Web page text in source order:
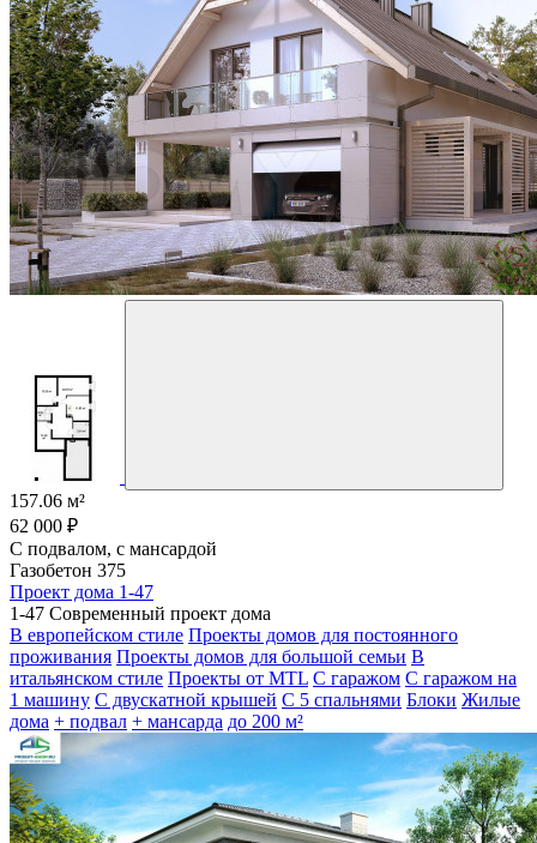
157.06 м²
62 000 ₽
С подвалом, с мансардой
Газобетон 375
Проект дома 1-47
1-47 Современный проект дома
В европейском стиле Проекты домов для постоянного
проживания Проекты домов для большой семьи В
итальянском стиле Проекты от MTL С гаражом С гаражом на
1 машину С двускатной крышей С 5 спальнями Блоки Жилые
дома + подвал + мансарда до 200 м²